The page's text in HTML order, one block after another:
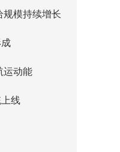
规模持续增长
运动能
线